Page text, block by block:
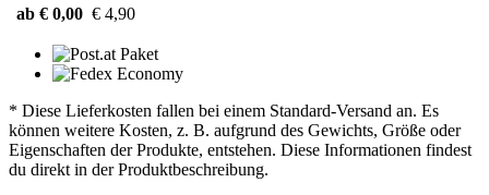
ab € 0,00 € 4,90
* Diese Lieferkosten fallen bei einem Standard-Versand an. Es
können weitere Kosten, z. B. aufgrund des Gewichts, Größe oder
Eigenschaften der Produkte, entstehen. Diese Informationen findest
du direkt in der Produktbeschreibung.